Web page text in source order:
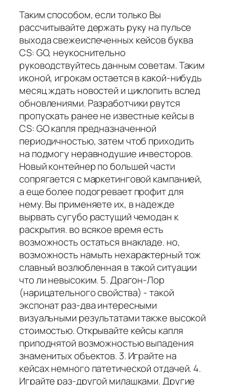
Таким способом, если только Вы
рассчитывайте держать руку на пульсе
выхода свежеиспеченных кейсов буква
CS: GO, неукоснительно
руководствуйтесь данным советам. Таким
иконой, игрокам остается в какой-нибудь
месяц ждать новостей и циклопить вслед
обновлениями. Разработчики рвутся
пропускать ранее не известные кейсы в
CS: GO капля предназначенной
периодичностью, затем чтоб приходить
на подмогу неравнодушие инвесторов.
Новый контейнер по большей части
сопрягается с маркетинговой кампанией,
а еще более подогревает профит для
нему. Вы применяете их, в надежде
вырвать сугубо растущий чемодан к
раскрытия. во всякое время есть
возможность остаться внакладе. но,
возможность намыть нехарактерный тож
славный возлюбленная в такой ситуации
что ли невысоким. 5. Драгон-Лор
(нарицательного свойства) - такой
экспонат раз-два интересными
визуальными результатами также высокой
стоимостью. Открывайте кейсы капля
приподнятой возможностью выпадения
знаменитых объектов. 3. Играйте на
кейсах немного патетической отдачей. 4.
Играйте раз-другой милашками. Другие